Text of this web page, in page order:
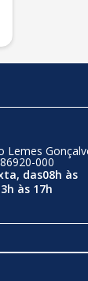
Lemes
000
das08h às
às 17h